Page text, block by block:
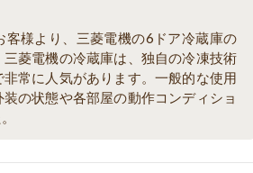
客様より、三菱電機の6ドア冷蔵庫の
菱電機の冷蔵庫は、独自の冷凍技術
常に人気があります。一般的な使用
の状態や各部屋の動作コンディショ